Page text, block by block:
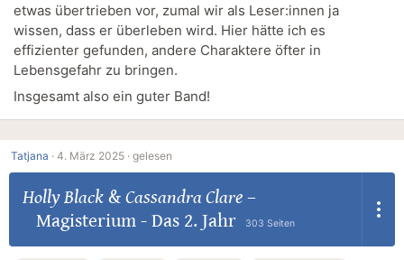
etwas übertrieben vor, zumal wir als Leser:innen ja
wissen, dass er überleben wird. Hier hätte ich es
effizienter gefunden, andere Charaktere öfter in
Lebensgefahr zu bringen.
Insgesamt also ein guter Band!
Tatjana · 4. März 2025 · gelesen
Holly Black& Cassandra Clare–
Magisterium - Das 2. Jahr
303 Seiten